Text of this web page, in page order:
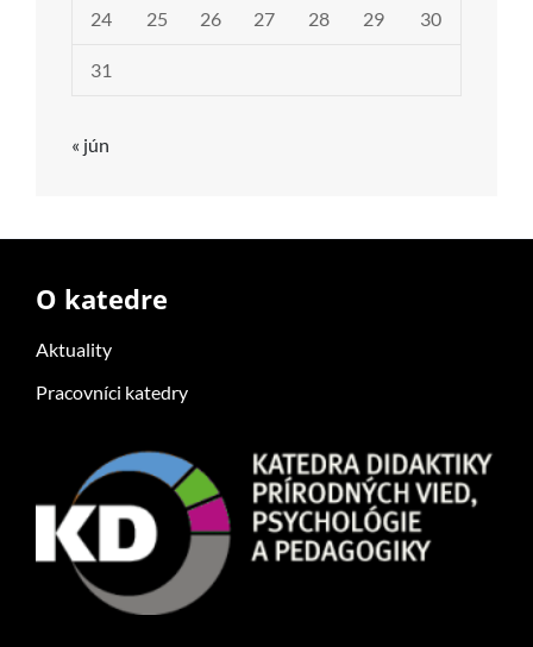
24 25 26 27 28 29 30
31
« jún
O katedre
Aktuality
Pracovníci katedry